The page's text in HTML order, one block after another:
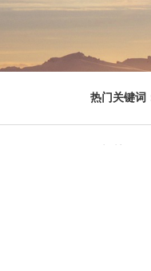
热门关键词
钢焊丝 不